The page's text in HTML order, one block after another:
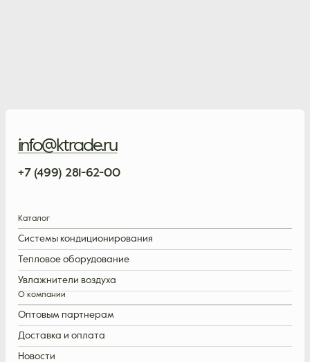
info@ktrade.ru
+7 (499) 281-62-00
Каталог
Системы кондиционирования
Тепловое оборудование
Увлажнители воздуха
О компании
Оптовым партнерам
Доставка и оплата
Новости